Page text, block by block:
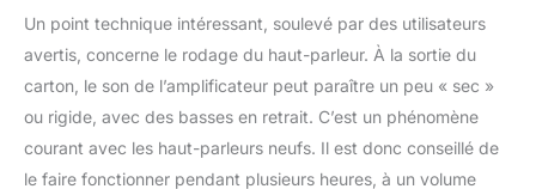
Un point technique intéressant, soulevé par des utilisateurs
avertis, concerne le rodage du haut-parleur. À la sortie du
carton, le son de l’amplificateur peut paraître un peu « sec »
ou rigide, avec des basses en retrait. C’est un phénomène
courant avec les haut-parleurs neufs. Il est donc conseillé de
le faire fonctionner pendant plusieurs heures, à un volume